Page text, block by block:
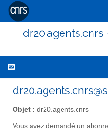
dr20.agents.cnrs
Objet : dr20.agents.cnrs
Vous avez demandé un